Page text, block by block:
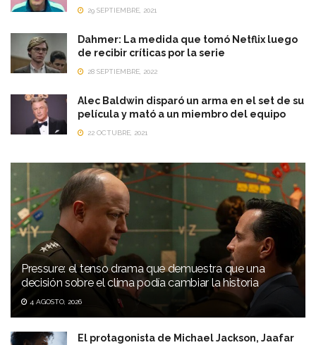
29 SEPTIEMBRE, 2021
Dahmer: La medida que tomó Netflix luego
de recibir críticas por la serie
28 SEPTIEMBRE, 2022
Alec Baldwin disparó un arma en el set de su
película y mató a un miembro del equipo
22 OCTUBRE, 2021
Pressure: el tenso drama que demuestra que una
decisión sobre el clima podía cambiar la historia
4 AGOSTO, 2026
El protagonista de Michael Jackson, Jaafar